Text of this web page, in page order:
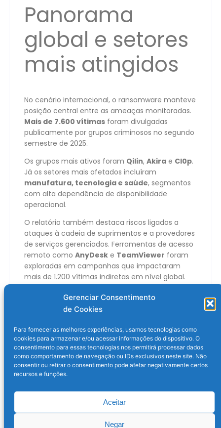
Gerenciar Consentimento
de Cookies
Para fornecer as melhores experiências, usamos tecnologias como
cookies para armazenar e/ou acessar informações do dispositivo. O
consentimento para essas tecnologias nos permitirá processar dados
como comportamento de navegação ou IDs exclusivos neste site. Não
consentir ou retirar o consentimento pode afetar negativamente certos
recursos e funções.
Aceitar
Negar
Panorama
global e setores
mais atingidos
No cenário internacional, o ransomware manteve
posição central entre as ameaças monitoradas.
Mais de 7.600 vítimas foram divulgadas
publicamente por grupos criminosos no segundo
semestre de 2025.
Os grupos mais ativos foram Qilin, Akira e Cl0p.
Já os setores mais afetados incluíram
manufatura, tecnologia e saúde, segmentos
com alta dependência de disponibilidade
operacional.
O relatório também destaca riscos ligados a
ataques à cadeia de suprimentos e a provedores
de serviços gerenciados. Ferramentas de acesso
remoto como AnyDesk e TeamViewer foram
exploradas em campanhas que impactaram
mais de 1.200 vítimas indiretas em nível global.
Brasil é top 3 em ataques de ransomware,
apareceu primeiro em